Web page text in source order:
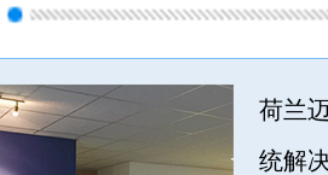
荷兰
统解